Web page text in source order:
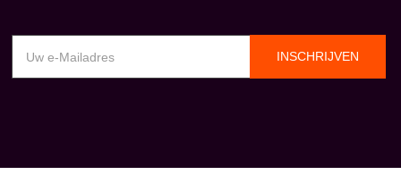
INSCHRIJVEN